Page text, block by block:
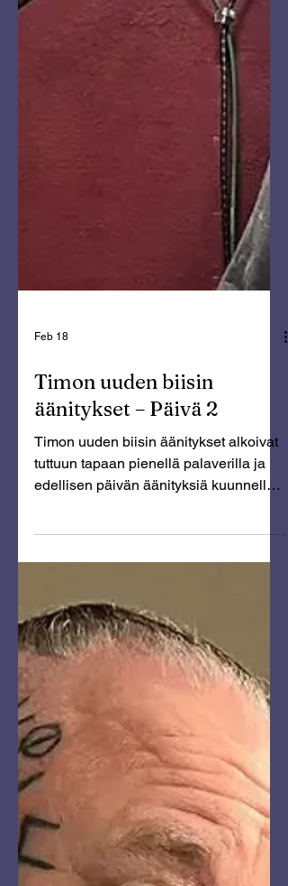
Feb 18
Timon uuden biisin
äänitykset – Päivä 2
hyvässä yhteisymmärryksessä läpi mitä
ajatuksia Timolla oli muutosten
suhteen.